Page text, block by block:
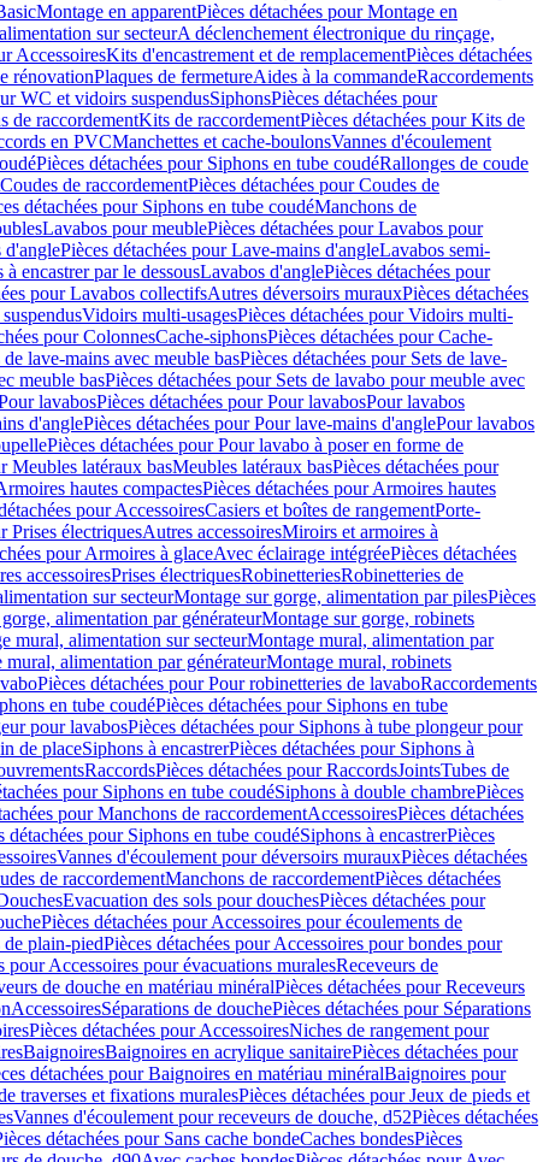
Montage en apparentPièces détachées pour Montage en
sur secteurA déclenchement électronique du rinçage,
AccessoiresKits d'encastrement et de remplacementPièces détachées
rénovationPlaques de fermetureAides à la commandeRaccordements
WC et vidoirs suspendusSiphonsPièces détachées pour
de raccordementKits de raccordementPièces détachées pour Kits de
en PVCManchettes et cache-boulonsVannes d'écoulement
Pièces détachées pour Siphons en tube coudéRallonges de coude
Coudes de raccordementPièces détachées pour Coudes de
détachées pour Siphons en tube coudéManchons de
Lavabos pour meublePièces détachées pour Lavabos pour
d'anglePièces détachées pour Lave-mains d'angleLavabos semi-
encastrer par le dessousLavabos d'anglePièces détachées pour
pour Lavabos collectifsAutres déversoirs murauxPièces détachées
Vidoirs multi-usagesPièces détachées pour Vidoirs multi-
pour ColonnesCache-siphonsPièces détachées pour Cache-
de lave-mains avec meuble basPièces détachées pour Sets de lave-
meuble basPièces détachées pour Sets de lavabo pour meuble avec
lavabosPièces détachées pour Pour lavabosPour lavabos
d'anglePièces détachées pour Pour lave-mains d'anglePour lavabos
Pièces détachées pour Pour lavabo à poser en forme de
Meubles latéraux basMeubles latéraux basPièces détachées pour
hautes compactesPièces détachées pour Armoires hautes
pour AccessoiresCasiers et boîtes de rangementPorte-
Prises électriquesAutres accessoiresMiroirs et armoires à
pour Armoires à glaceAvec éclairage intégréePièces détachées
accessoiresPrises électriquesRobinetteriesRobinetteries de
sur secteurMontage sur gorge, alimentation par pilesPièces
alimentation par générateurMontage sur gorge, robinets
mural, alimentation sur secteurMontage mural, alimentation par
mural, alimentation par générateurMontage mural, robinets
Pièces détachées pour Pour robinetteries de lavaboRaccordements
en tube coudéPièces détachées pour Siphons en tube
pour lavabosPièces détachées pour Siphons à tube plongeur pour
de placeSiphons à encastrerPièces détachées pour Siphons à
RaccordsPièces détachées pour RaccordsJointsTubes de
pour Siphons en tube coudéSiphons à double chambrePièces
pour Manchons de raccordementAccessoiresPièces détachées
détachées pour Siphons en tube coudéSiphons à encastrerPièces
Vannes d'écoulement pour déversoirs murauxPièces détachées
de raccordementManchons de raccordementPièces détachées
Evacuation des sols pour douchesPièces détachées pour
Pièces détachées pour Accessoires pour écoulements de
de plain-piedPièces détachées pour Accessoires pour bondes pour
pour Accessoires pour évacuations muralesReceveurs de
de douche en matériau minéralPièces détachées pour Receveurs
AccessoiresSéparations de douchePièces détachées pour Séparations
Pièces détachées pour AccessoiresNiches de rangement pour
BaignoiresBaignoires en acrylique sanitairePièces détachées pour
détachées pour Baignoires en matériau minéralBaignoires pour
traverses et fixations muralesPièces détachées pour Jeux de pieds et
Vannes d'écoulement pour receveurs de douche, d52Pièces détachées
détachées pour Sans cache bondeCaches bondesPièces